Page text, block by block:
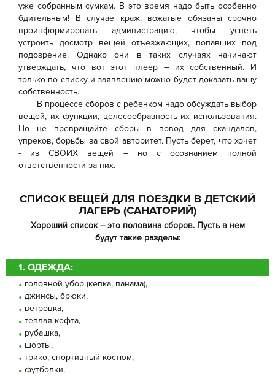
уже собранным сумкам. В это время надо быть особенно
бдительным! В случае краж, вожатые обязаны срочно
проинформировать администрацию, чтобы успеть
устроить досмотр вещей отъезжающих, попавших под
подозрение. Однако они в таких случаях начинают
утверждать, что вот этот плеер – их собственный. И
только по списку и заявлению можно будет доказать вашу
собственность.
В процессе сборов с ребенком надо обсуждать выбор
вещей, их функции, целесообразность их использования.
Но не превращайте сборы в повод для скандалов,
упреков, борьбы за свой авторитет. Пусть берет, что хочет
- из СВОИХ вещей – но с осознанием полной
ответственности за них.
СПИСОК ВЕЩЕЙ ДЛЯ ПОЕЗДКИ В ДЕТСКИЙ
ЛАГЕРЬ (САНАТОРИЙ)
Хороший список – это половина сборов. Пусть в нем
будут такие разделы:
1. ОДЕЖДА:
головной убор (кепка, панама),
джинсы, брюки,
ветровка,
теплая кофта,
рубашка,
шорты,
трико, спортивный костюм,
футболки,